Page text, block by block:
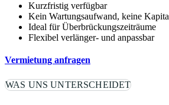
Kurzfristig verfügbar
Kein Wartungsaufwand, keine
Ideal für Überbrückungszeiträume
Flexibel verlänger- und anpassbar
Vermietung anfragen
WAS UNS UNTERSCHEIDET